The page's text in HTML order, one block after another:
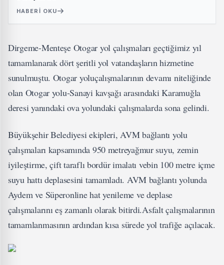
HABERI OKU
Dirgeme-Menteşe Otogar yol çalışmaları geçtiğimiz yıl
tamamlanarak dört şeritli yol vatandaşların hizmetine
sunulmuştu. Otogar yoluçalışmalarının devamı niteliğinde
olan Otogar yolu-Sanayi kavşağı arasındaki Karamuğla
deresi yanındaki ova yolundaki çalışmalarda sona gelindi.
Büyükşehir Belediyesi ekipleri, AVM bağlantı yolu
çalışmaları kapsamında 950 metreyağmur suyu, zemin
iyileştirme, çift taraflı bordür imalatı vebin 100 metre içme
suyu hattı deplasesini tamamladı. AVM bağlantı yolunda
Aydem ve Süperonline hat yenileme ve deplase
çalışmalarını eş zamanlı olarak bitirdi.Asfalt çalışmalarının
tamamlanmasının ardından kısa sürede yol trafiğe açılacak.